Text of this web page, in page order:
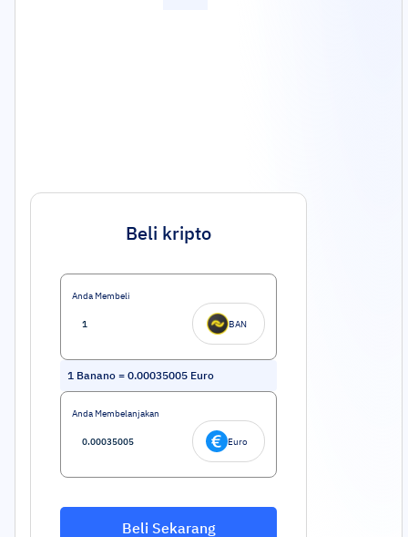
Beli kripto
Anda Membeli
BAN
1 Banano = 0.00035005 Euro
Anda Membelanjakan
Euro
Beli Sekarang